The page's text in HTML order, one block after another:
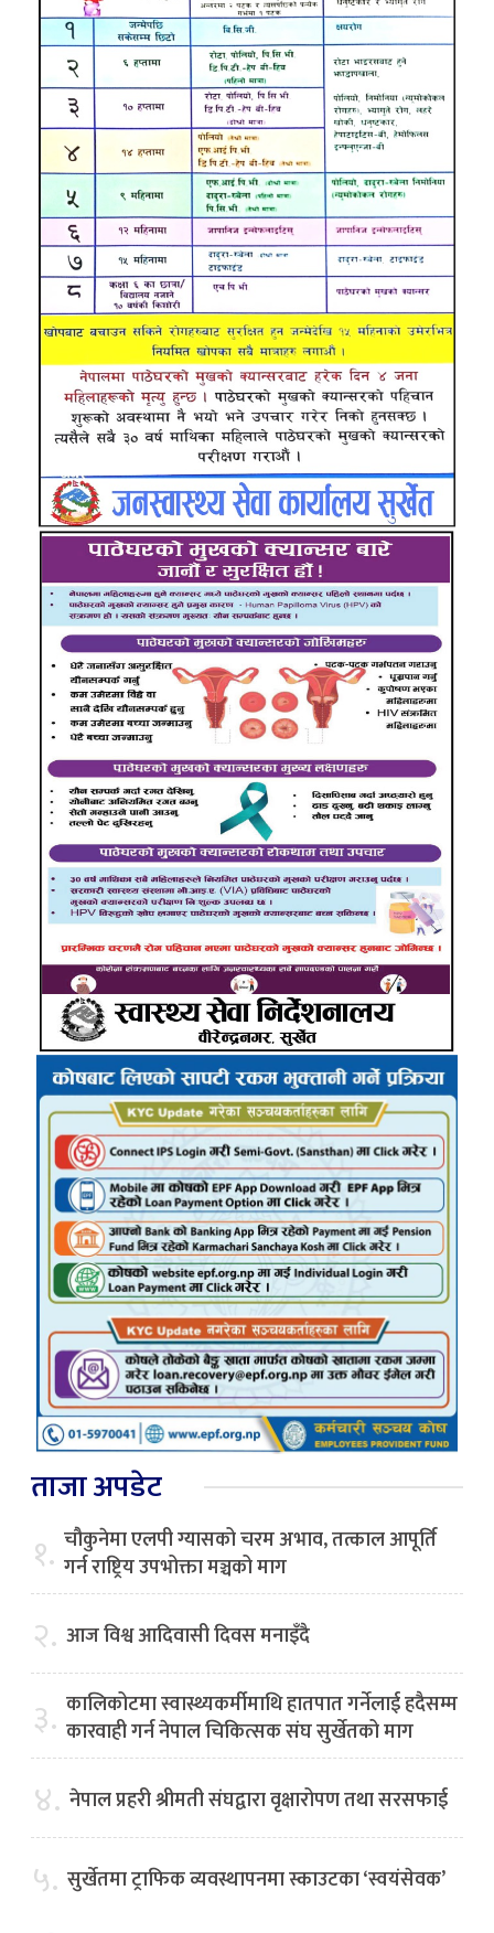
ताजा अपडेट
१. चौकुनेमा एलपी ग्यासको चरम अभाव, तत्काल आपूर्ति
गर्न राष्ट्रिय उपभोक्ता मञ्चको माग
२. आज विश्व आदिवासी दिवस मनाइँदै
३. कालिकोटमा स्वास्थ्यकर्मीमाथि हातपात गर्नेलाई हदैसम्म
कारवाही गर्न नेपाल चिकित्सक संघ सुर्खेतको माग
४. नेपाल प्रहरी श्रीमती संघद्वारा वृक्षारोपण तथा सरसफाई
५. सुर्खेतमा ट्राफिक व्यवस्थापनमा स्काउटका ‘स्वयंसेवक’